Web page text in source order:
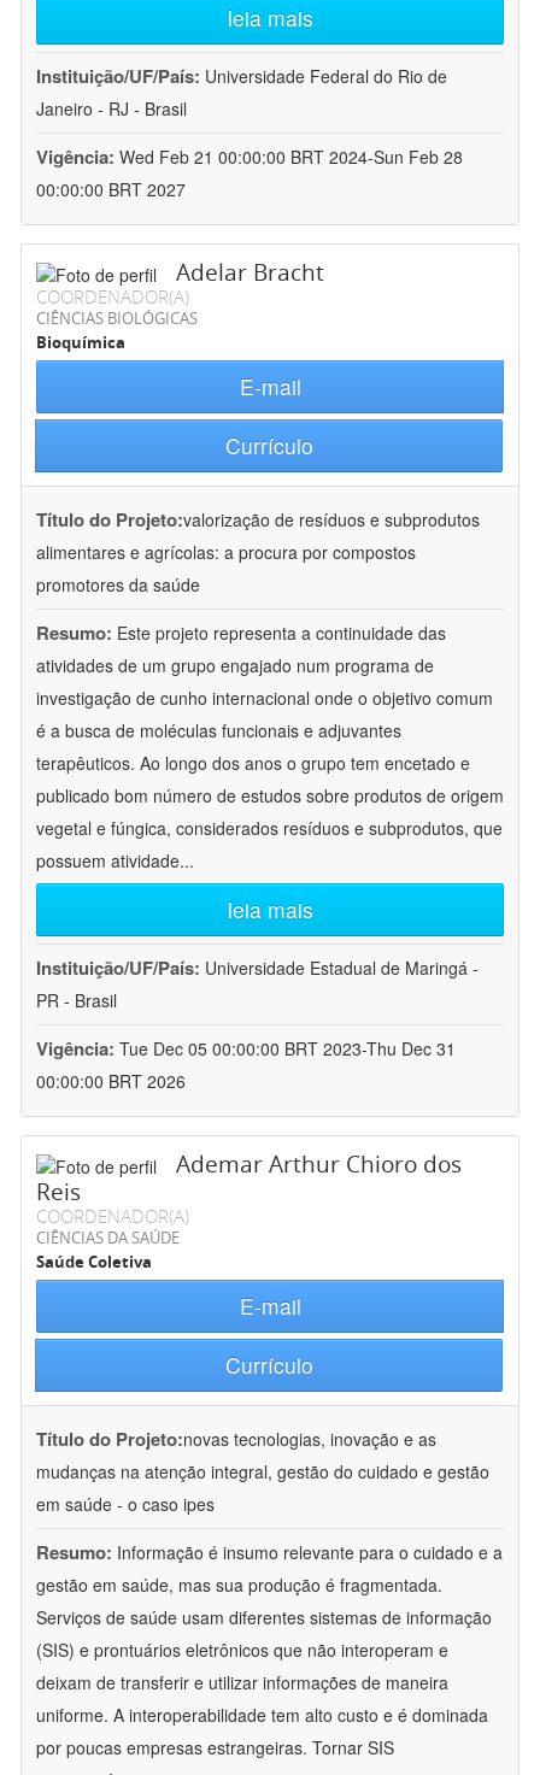
leia mais
Instituição/UF/País: Universidade Federal do Rio de
Janeiro - RJ - Brasil
Vigência: Wed Feb 21 00:00:00 BRT 2024-Sun Feb 28
00:00:00 BRT 2027
Adelar Bracht
COORDENADOR(A)
CIÊNCIAS BIOLÓGICAS
Bioquímica
E-mail
Currículo
Título do Projeto:valorização de resíduos e subprodutos
alimentares e agrícolas: a procura por compostos
promotores da saúde
Resumo: Este projeto representa a continuidade das
atividades de um grupo engajado num programa de
investigação de cunho internacional onde o objetivo comum
é a busca de moléculas funcionais e adjuvantes
terapêuticos. Ao longo dos anos o grupo tem encetado e
publicado bom número de estudos sobre produtos de origem
vegetal e fúngica, considerados resíduos e subprodutos, que
possuem atividade...
leia mais
Instituição/UF/País: Universidade Estadual de Maringá -
PR - Brasil
Vigência: Tue Dec 05 00:00:00 BRT 2023-Thu Dec 31
00:00:00 BRT 2026
Ademar Arthur Chioro dos
Reis
COORDENADOR(A)
CIÊNCIAS DA SAÚDE
Saúde Coletiva
E-mail
Currículo
Título do Projeto:novas tecnologias, inovação e as
mudanças na atenção integral, gestão do cuidado e gestão
em saúde - o caso ipes
Resumo: Informação é insumo relevante para o cuidado e a
gestão em saúde, mas sua produção é fragmentada.
Serviços de saúde usam diferentes sistemas de informação
(SIS) e prontuários eletrônicos que não interoperam e
deixam de transferir e utilizar informações de maneira
uniforme. A interoperabilidade tem alto custo e é dominada
por poucas empresas estrangeiras. Tornar SIS